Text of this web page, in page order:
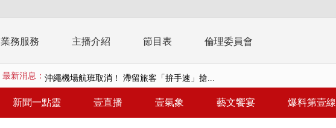
業務服務 主播介紹 節目表 倫理委員會
最新消息： 沖繩機場航班取消！ 滯留旅客「拚手速」搶...
泰國傳嚴重校園槍擊！ 14歲槍手開火釀多師...
新聞一點靈 壹直播 壹氣象 藝文饗宴 爆料第壹線